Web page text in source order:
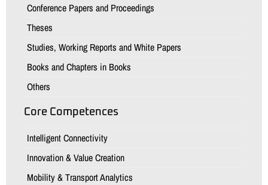
Conference Papers and Proceedings
Theses
Studies, Working Reports and White Papers
Books and Chapters in Books
Others
Core Competences
Intelligent Connectivity
Innovation & Value Creation
Mobility & Transport Analytics